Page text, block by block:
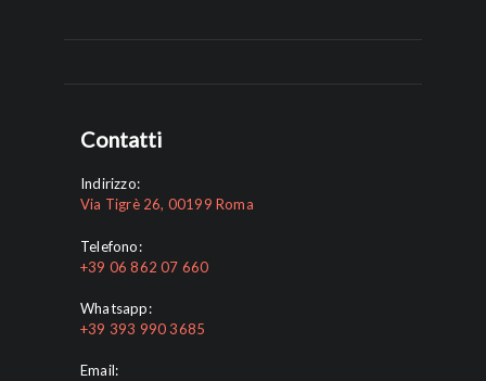
Contatti
Indirizzo:
Via Tigrè 26, 00199 Roma
Telefono:
+39 06 862 07 660
Whatsapp:
+39 393 990 3685
Email: